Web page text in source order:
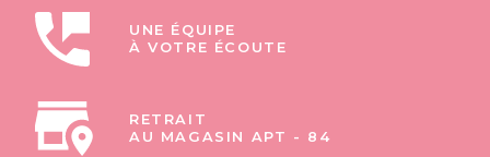
UNE ÉQUIPE
À VOTRE ÉCOUTE
RETRAIT
AU MAGASIN APT - 84